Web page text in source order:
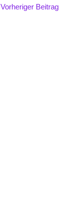
Vorheriger Beitrag